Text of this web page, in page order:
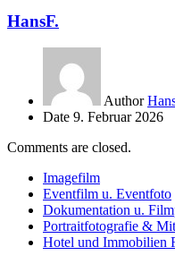
HansF.
Author
Date 9. Februar 2026
Comments are closed.
Imagefilm
Eventfilm u. Eventfoto
Dokumentation u.
Portraitfotografie &
Hotel und Immobilien